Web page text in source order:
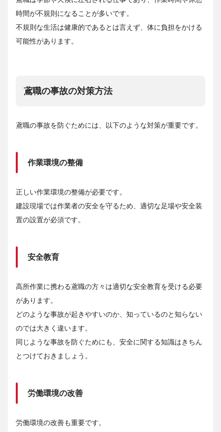
時間が不規則になることが多いです。
不規則な生活は健康的であるとは言えず、体に負担をかける
可能性があります。
鳶職の事故の対策方法
鳶職の事故を防ぐためには、以下のような対策が重要です。
作業環境の整備
正しい作業環境の整備が必要です。
建設現場では作業者の安全を守るため、適切な足場や安全装
置の設置が必須です。
安全教育
高所作業に携わる鳶職の方々は適切な安全教育を受ける必要
があります。
どのような事故が起きやすいのか、知っているのと知らない
のでは大きく違います。
同じような事故を防ぐためにも、安全に関する知識はきちん
とつけておきましょう。
労働環境の改善
労働環境の改善も重要です。